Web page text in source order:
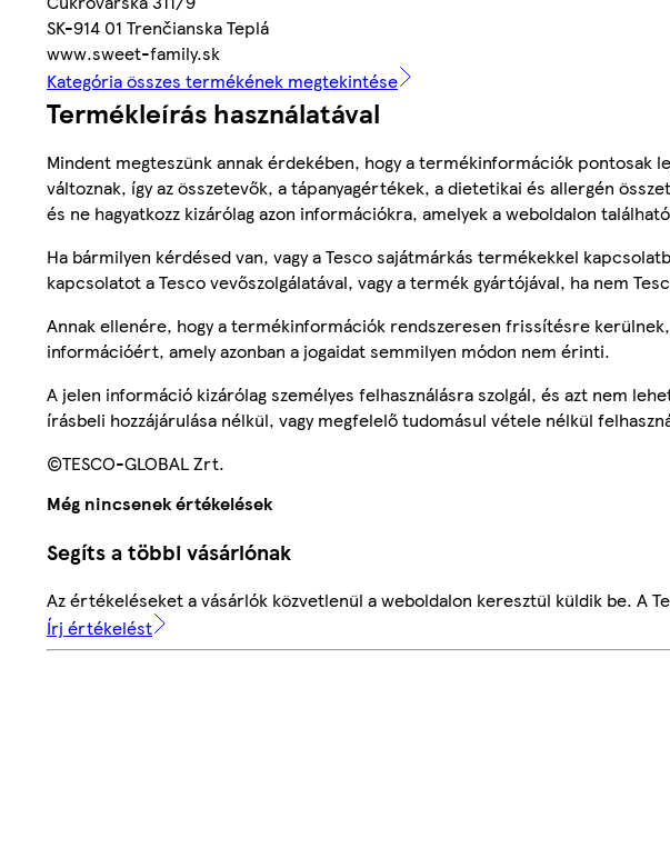
SK-914 01 Trenčianska Teplá
www.sweet-family.sk
Kategória összes termékének megtekintése
Termékleírás használatával
Mindent megteszünk annak érdekében, hogy a termékinformációk pontosak
változnak, így az összetevők, a tápanyagértékek, a dietetikai és allergén
és ne hagyatkozz kizárólag azon információkra, amelyek a weboldalon
Ha bármilyen kérdésed van, vagy a Tesco sajátmárkás termékekkel
kapcsolatot a Tesco vevőszolgálatával, vagy a termék gyártójával, ha nem
Annak ellenére, hogy a termékinformációk rendszeresen frissítésre
információért, amely azonban a jogaidat semmilyen módon nem érinti.
A jelen információ kizárólag személyes felhasználásra szolgál, és azt nem
írásbeli hozzájárulása nélkül, vagy megfelelő tudomásul vétele nélkül
©TESCO-GLOBAL Zrt.
Még nincsenek értékelések
Segíts a többi vásárlónak
Az értékeléseket a vásárlók közvetlenül a weboldalon keresztül küldik be. A
Írj értékelést